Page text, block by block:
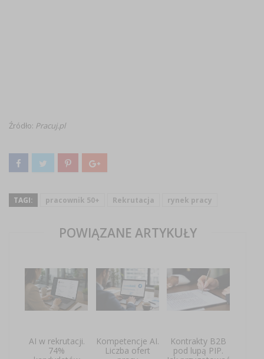
Źródło: Pracuj.pl
TAGI: pracownik 50+ Rekrutacja rynek pracy
POWIĄZANE ARTYKUŁY
AI w rekrutacji.
74%
Kompetencje AI.
Liczba ofert
Kontrakty B2B
pod lupą PIP.